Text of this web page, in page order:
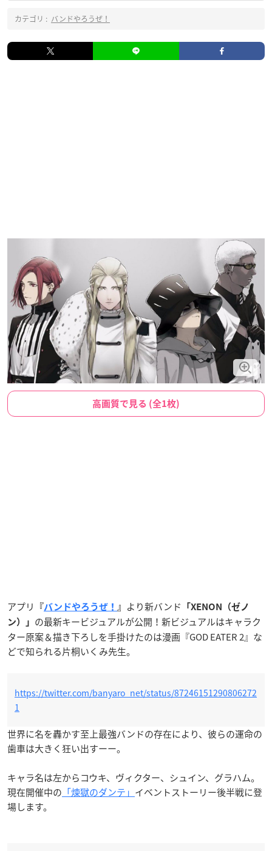
カテゴリ : バンドやろうぜ！
高画質で見る (全1枚)
アプリ 『バンドやろうぜ！ 』 より新バンド
「XENON（ゼノ
ン）」 の最新キービジュアルが公開！新ビジュアルはキャラク
ター原案＆描き下ろしを手掛けたのは漫画『GOD EATER 2』な
どで知られる片桐いくみ先生。
https://twitter.com/banyaro_net/status/87246151290806272
1
世界に名を轟かす至上最強バンドの存在により、彼らの運命の
歯車は大きく狂い出すーー。
キャラ名は左からコウキ、ヴィクター、シュイン、グラハム。
現在開催中の 「煉獄のダンテ」 イベントストーリー後半戦に登
場します。